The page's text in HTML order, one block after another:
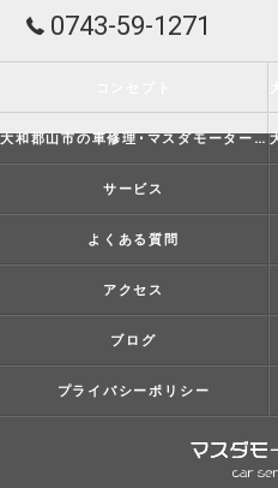
0743-59-1271
大和郡山市の車修理･マスダモータースの評判
サービス
よくある質問
アクセス
ブログ
プライバシーポリシー